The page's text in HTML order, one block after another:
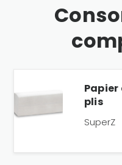
Papier
plis
SuperZ